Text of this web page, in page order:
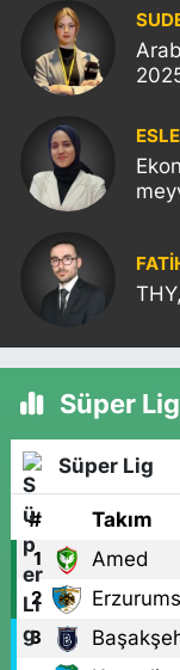
Süper
Süper Lig
# Takım
1 Amed
2
3